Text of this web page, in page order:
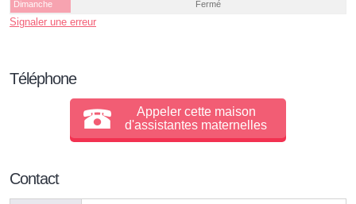
Dimanche
Fermé
Signaler une erreur
Téléphone
Appeler cette maison
d'assistantes maternelles
Contact